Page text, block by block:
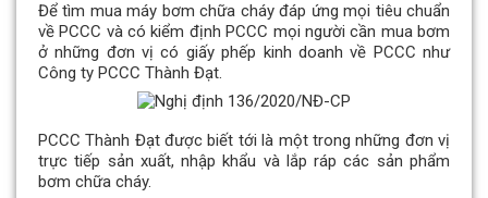
Để tìm mua máy bơm chữa cháy đáp ứng mọi tiêu chuẩn
về PCCC và có kiểm định PCCC mọi người cần mua bơm
ở những đơn vị có giấy phếp kinh doanh về PCCC như
Công ty PCCC Thành Đạt.
PCCC Thành Đạt được biết tới là một trong những đơn vị
trực tiếp sản xuất, nhập khẩu và lắp ráp các sản phẩm
bơm chữa cháy.